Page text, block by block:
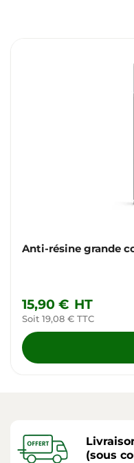
Anti-résine grande
15,90 € HT
Soit 19,08 € TTC
(sous